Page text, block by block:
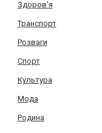
Здоров'я
Транспорт
Розваги
Спорт
Культура
Мода
Родина